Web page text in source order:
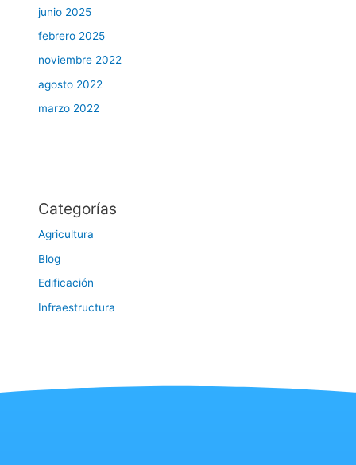
junio 2025
febrero 2025
noviembre 2022
agosto 2022
marzo 2022
Categorías
Agricultura
Blog
Edificación
Infraestructura